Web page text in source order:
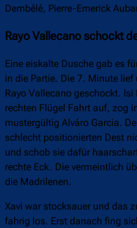
Dembélé, Pierre-Emerick
Rayo Vallecano schockt
Eine eiskalte Dusche gab es
in die Partie. Die 7. Minute
Rayo Vallecano geschockt.
rechten Flügel Fahrt auf, zog
mustergültig Alváro Garcia.
schlecht positionierten Dest
und schob sie dafür
rechte Eck. Die vermeintlich
die Madrilenen.
Xavi war stocksauer und das
fahrig los. Erst danach fing